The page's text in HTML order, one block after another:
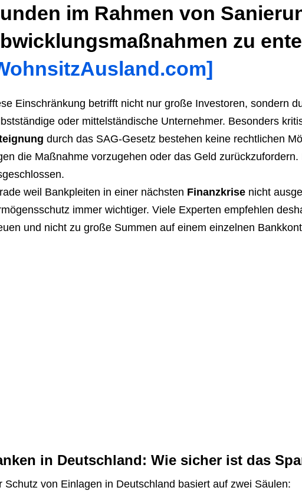
im Rahmen von
zu
Einschränkung betrifft nicht nur große Investoren, sondern
oder mittelständische Unternehmer. Besonders
durch das SAG-Gesetz bestehen keine rechtlichen
die Maßnahme vorzugehen oder das Geld
weil Bankpleiten in einer nächsten Finanzkrise nicht
immer wichtiger. Viele Experten empfehlen
und nicht zu große Summen auf einem einzelnen
in Deutschland: Wie sicher ist das
Schutz von Einlagen in Deutschland basiert auf zwei Säulen: